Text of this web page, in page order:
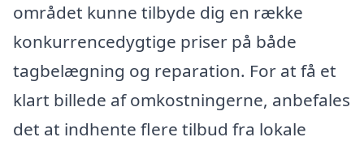
området kunne tilbyde dig en række
konkurrencedygtige priser på både
tagbelægning og reparation. For at få et
klart billede af omkostningerne, anbefales
det at indhente flere tilbud fra lokale